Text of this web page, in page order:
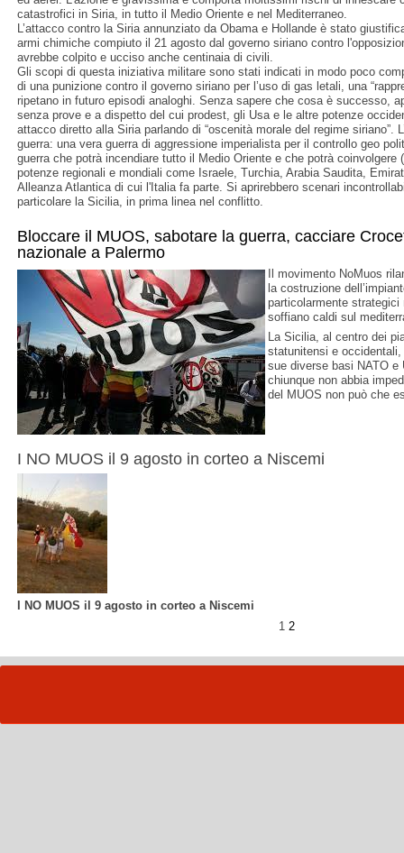
catastrofici in Siria, in tutto il Medio Oriente e nel Mediterraneo.
L’attacco contro la Siria annunziato da Obama e Hollande è stato
armi chimiche compiuto il 21 agosto dal governo siriano contro
avrebbe colpito e ucciso anche centinaia di civili.
Gli scopi di questa iniziativa militare sono stati indicati in modo poco
di una punizione contro il governo siriano per l’uso di gas letali, una
ripetano in futuro episodi analoghi. Senza sapere che cosa è successo,
senza prove e a dispetto del cui prodest, gli Usa e le altre potenze
attacco diretto alla Siria parlando di “oscenità morale del regime siriano”.
guerra: una vera guerra di aggressione imperialista per il controllo geo
guerra che potrà incendiare tutto il Medio Oriente e che potrà coinvolgere
potenze regionali e mondiali come Israele, Turchia, Arabia Saudita,
Alleanza Atlantica di cui l'Italia fa parte. Si aprirebbero scenari
particolare la Sicilia, in prima linea nel conflitto.
Bloccare il MUOS, sabotare la guerra, cacciare
nazionale a Palermo
Il movimento NoMuos
la costruzione
particolarmente
soffiano caldi sul
La Sicilia, al centro dei
statunitensi e
sue diverse basi NATO
chiunque non abbia
del MUOS non può che
I NO MUOS il 9 agosto in corteo a Niscemi
I NO MUOS il 9 agosto in corteo a Niscemi
1 2